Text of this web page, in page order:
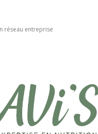
réseau entreprise